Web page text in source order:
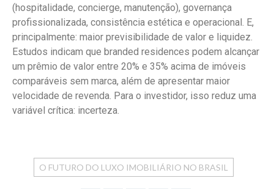
(hospitalidade, concierge, manutenção), governança
profissionalizada, consistência estética e operacional. E,
principalmente: maior previsibilidade de valor e liquidez.
Estudos indicam que branded residences podem alcançar
um prêmio de valor entre 20% e 35% acima de imóveis
comparáveis sem marca, além de apresentar maior
velocidade de revenda. Para o investidor, isso reduz uma
variável crítica: incerteza.
O FUTURO DO LUXO IMOBILIÁRIO NO BRASIL